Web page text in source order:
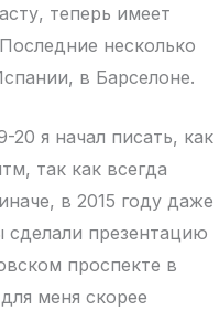
теперь имеет
несколько
в Барселоне.
20 я начал писать, как
так как всегда
в 2015 году даже
презентацию
проспекте в
меня скорее